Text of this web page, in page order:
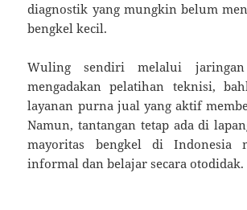
diagnostik yang mungkin belum
bengkel kecil.
Wuling sendiri melalui
mengadakan pelatihan teknisi,
layanan purna jual yang aktif
Namun, tantangan tetap ada di
mayoritas bengkel di Indonesia
informal dan belajar secara otodidak.